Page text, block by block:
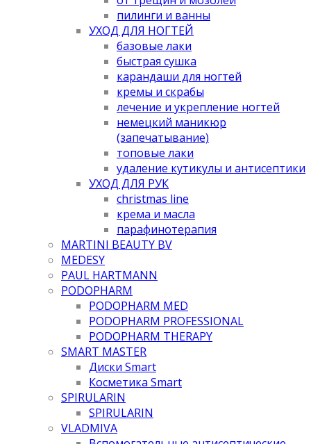
пилинги и ванны
УХОД ДЛЯ НОГТЕЙ
базовые лаки
быстрая сушка
карандаши для ногтей
кремы и скрабы
лечение и укрепление ногтей
немецкий маникюр
(запечатывание)
топовые лаки
удаление кутикулы и антисептики
УХОД ДЛЯ РУК
christmas line
крема и масла
парафинотерапия
MARTINI BEAUTY BV
MEDESY
PAUL HARTMANN
PODOPHARM
PODOPHARM MED
PODOPHARM PROFESSIONAL
PODOPHARM THERAPY
SMART MASTER
Диски Smart
Косметика Smart
SPIRULARIN
SPIRULARIN
VLADMIVA